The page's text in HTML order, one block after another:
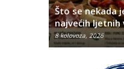
Što se nekada
najvećih ljetnih
8 kolovoza, 2026